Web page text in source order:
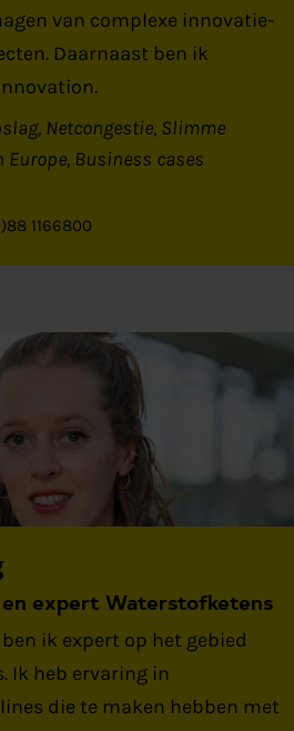
van complexe innovatie-
Daarnaast ben ik
Netcongestie Slimme
Europe Business cases
1166800
expert Waterstofketens
ik expert op het gebied
Ik heb ervaring in
die te maken hebben met